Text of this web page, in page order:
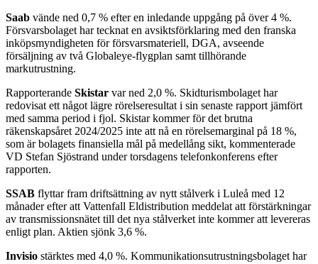
Saab vände ned 0,7 % efter en inledande uppgång på över 4 %.
Försvarsbolaget har tecknat en avsiktsförklaring med den franska
inköpsmyndigheten för försvarsmateriell, DGA, avseende
försäljning av två Globaleye-flygplan samt tillhörande
markutrustning.
Rapporterande Skistar var ned 2,0 %. Skidturismbolaget har
redovisat ett något lägre rörelseresultat i sin senaste rapport jämfört
med samma period i fjol. Skistar kommer för det brutna
räkenskapsåret 2024/2025 inte att nå en rörelsemarginal på 18 %,
som är bolagets finansiella mål på medellång sikt, kommenterade
VD Stefan Sjöstrand under torsdagens telefonkonferens efter
rapporten.
SSAB flyttar fram driftsättning av nytt stålverk i Luleå med 12
månader efter att Vattenfall Eldistribution meddelat att förstärkningar
av transmissionsnätet till det nya stålverket inte kommer att levereras
enligt plan. Aktien sjönk 3,6 %.
Invisio stärktes med 4,0 %. Kommunikationsutrustningsbolaget har